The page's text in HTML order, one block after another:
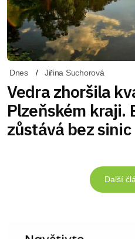
Dnes Jiřina Suchorová
Vedra zhoršila
Plzeňském kraji.
zůstává bez sinic
Další